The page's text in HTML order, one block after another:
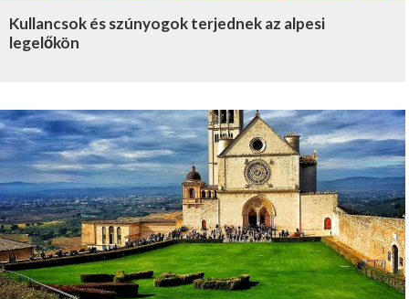
Kullancsok és szúnyogok terjednek az alpesi
legelőkön